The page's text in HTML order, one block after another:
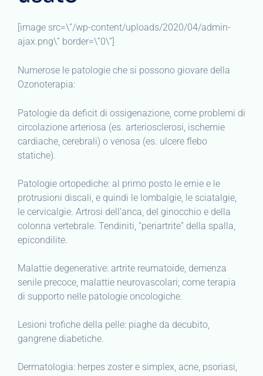
[image src=\”/wp-content/uploads/2020/04/admin-
ajax.png\” border=\”0\”]
Numerose le patologie che si possono giovare della
Ozonoterapia:
Patologie da deficit di ossigenazione, come problemi di
circolazione arteriosa (es. arteriosclerosi, ischemie
cardiache, cerebrali) o venosa (es. ulcere flebo
statiche).
Patologie ortopediche: al primo posto le ernie e le
protrusioni discali, e quindi le lombalgie, le sciatalgie,
le cervicalgie. Artrosi dell’anca, del ginocchio e della
colonna vertebrale. Tendiniti, “periartrite” della spalla,
epicondilite.
Malattie degenerative: artrite reumatoide, demenza
senile precoce, malattie neurovascolari; come terapia
di supporto nelle patologie oncologiche.
Lesioni trofiche della pelle: piaghe da decubito,
gangrene diabetiche.
Dermatologia: herpes zoster e simplex, acne, psoriasi,